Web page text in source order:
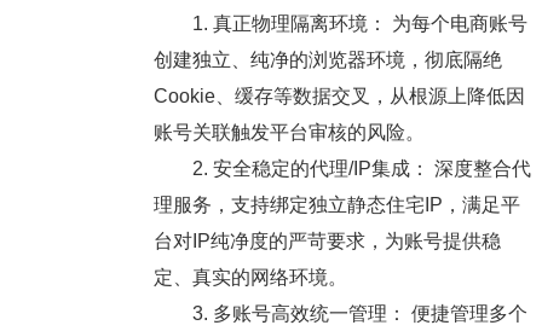
1. 真正物理隔离环境： 为每个电商账号
创建独立、纯净的浏览器环境，彻底隔绝
Cookie、缓存等数据交叉，从根源上降低因
账号关联触发平台审核的风险。
2. 安全稳定的代理/IP集成： 深度整合代
理服务，支持绑定独立静态住宅IP，满足平
台对IP纯净度的严苛要求，为账号提供稳
定、真实的网络环境。
3. 多账号高效统一管理： 便捷管理多个